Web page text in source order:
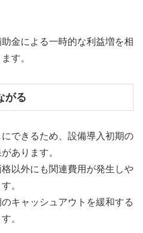
金による一時的な利益増を相
す。
がる
できるため、設備導入初期の
あります。
以外にも関連費用が発生しや
。
キャッシュアウトを緩和する
。